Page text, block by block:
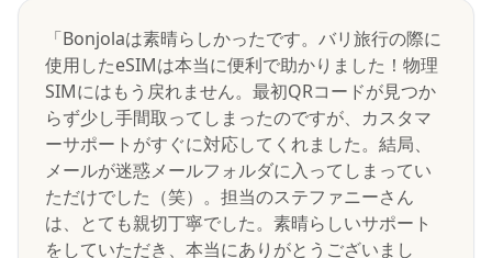
「Bonjolaは素晴らしかったです。バリ旅行の際に
使用したeSIMは本当に便利で助かりました！物理
SIMにはもう戻れません。最初QRコードが見つか
らず少し手間取ってしまったのですが、カスタマ
ーサポートがすぐに対応してくれました。結局、
メールが迷惑メールフォルダに入ってしまってい
ただけでした（笑）。担当のステファニーさん
は、とても親切丁寧でした。素晴らしいサポート
をしていただき、本当にありがとうございまし